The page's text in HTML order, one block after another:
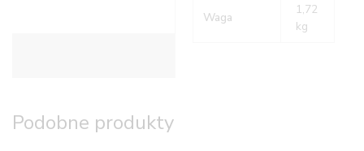
Waga
1,72
kg
Podobne produkty